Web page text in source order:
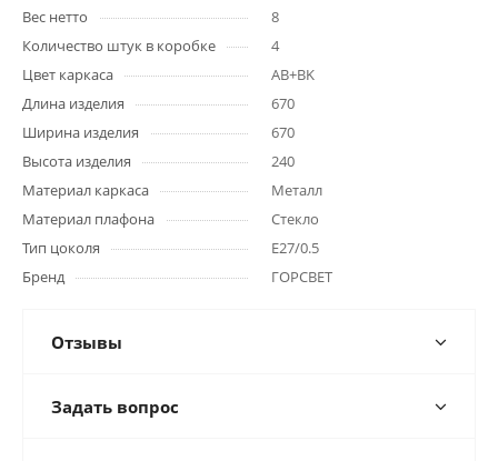
Вес нетто
8
Количество штук в коробке
4
Цвет каркаса
AB+BK
Длина изделия
670
Ширина изделия
670
Высота изделия
240
Материал каркаса
Металл
Материал плафона
Стекло
Тип цоколя
E27/0.5
Бренд
ГОРСВЕТ
Отзывы
Задать вопрос